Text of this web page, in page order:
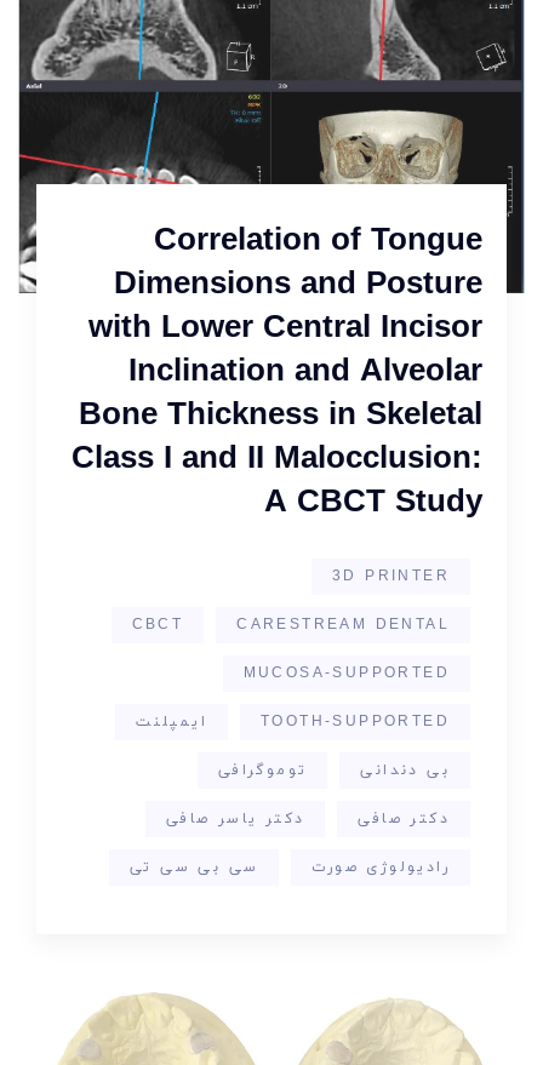
Correlation of Tongue
Dimensions and Posture
with Lower Central Incisor
Inclination and Alveolar
Bone Thickness in Skeletal
Class I and II Malocclusion:
A CBCT Study
3D PRINTER
CARESTREAM DENTAL
CBCT
MUCOSA-SUPPORTED
TOOTH-SUPPORTED ایمپلنت
بی دندانی توموگرافی
دکتر صافی دکتر یاسر صافی
رادیولوژی صورت سی بی سی تی